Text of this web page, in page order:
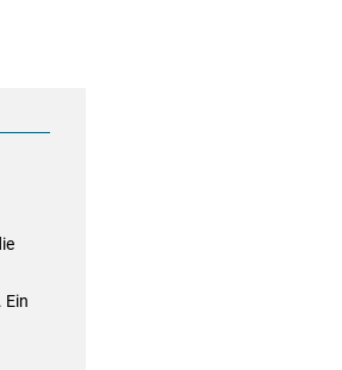
Ein